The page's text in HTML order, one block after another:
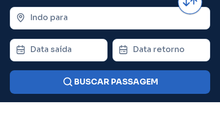
Indo para
Data saída Data retorno
BUSCAR PASSAGEM